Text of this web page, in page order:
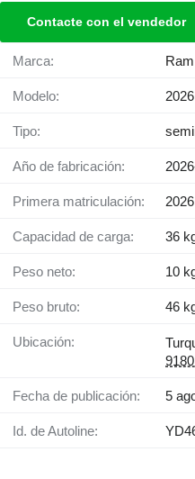
Contacte con el vendedor
Marca:
Modelo: 2026
Tipo:
Año de fabricación:
Primera matriculación: 2026
Capacidad de carga: 36
Peso neto: 10
Peso bruto: 46
Ubicación:
Fecha de publicación: 5
Id. de Autoline: